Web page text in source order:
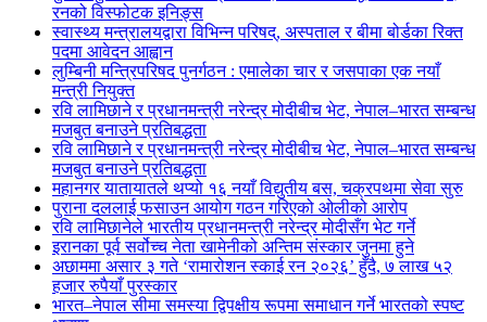
रनको विस्फोटक इनिङ्स
स्वास्थ्य मन्त्रालयद्वारा विभिन्न परिषद्, अस्पताल र बीमा बोर्डका रिक्त
पदमा आवेदन आह्वान
लुम्बिनी मन्त्रिपरिषद पुनर्गठन : एमालेका चार र जसपाका एक नयाँ
मन्त्री नियुक्त
रवि लामिछाने र प्रधानमन्त्री नरेन्द्र मोदीबीच भेट, नेपाल–भारत सम्बन्ध
मजबुत बनाउने प्रतिबद्धता
रवि लामिछाने र प्रधानमन्त्री नरेन्द्र मोदीबीच भेट, नेपाल–भारत सम्बन्ध
मजबुत बनाउने प्रतिबद्धता
महानगर यातायातले थप्यो १६ नयाँ विद्युतीय बस, चक्रपथमा सेवा सुरु
पुराना दललाई फसाउन आयोग गठन गरिएको ओलीको आरोप
रवि लामिछानेले भारतीय प्रधानमन्त्री नरेन्द्र मोदीसँग भेट गर्ने
इरानका पूर्व सर्वोच्च नेता खामेनीको अन्तिम संस्कार जुनमा हुने
अछाममा असार ३ गते ‘रामारोशन स्काई रन २०२६’ हुँदै, ७ लाख ५२
हजार रुपैयाँ पुरस्कार
भारत–नेपाल सीमा समस्या द्विपक्षीय रूपमा समाधान गर्ने भारतको स्पष्ट